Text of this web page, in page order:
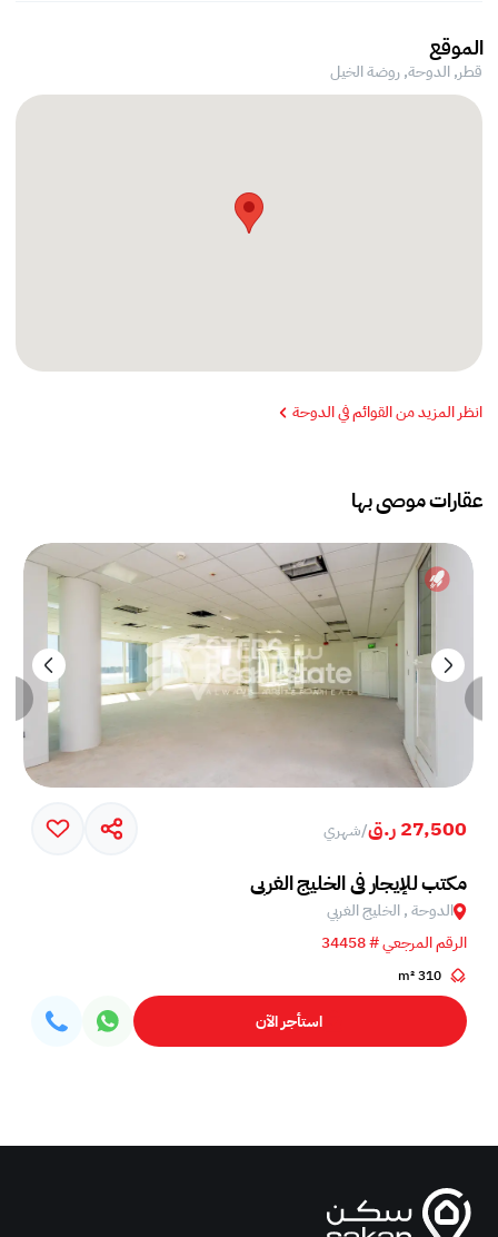
الموقع
قطر, الدوحة,روضة الخيل
انظر المزيد من القوائم في الدوحة
عقارات موصى بها
27,500 ر.ق /شهري
مكتب للإيجار في الخليج الغربي
الدوحة , الخليج الغربي
الرقم المرجعي # 34458
310 m²
استأجر الآن